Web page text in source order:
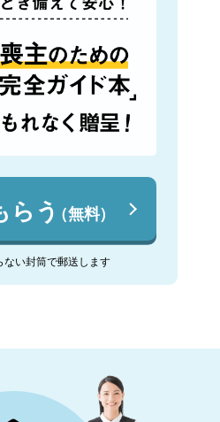
らう（無料）
ない封筒で郵送します